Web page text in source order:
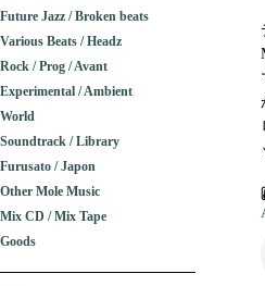
Future Jazz / Broken beats
Various Beats / Headz
Rock / Prog / Avant
Experimental / Ambient
World
Soundtrack / Library
Furusato / Japon
Other Mole Music
Mix CD / Mix Tape
Goods